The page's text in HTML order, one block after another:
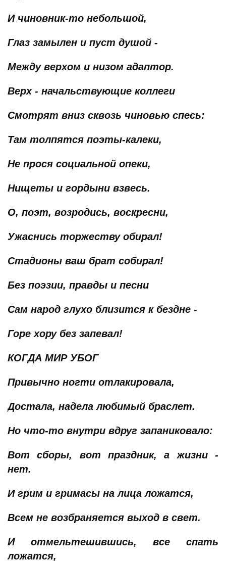
И чиновник-то небольшой,
Глаз замылен и пуст душой -
Между верхом и низом адаптор.
Верх - начальствующие коллеги
Смотрят вниз сквозь чиновью спесь:
Там толпятся поэты-калеки,
Не прося социальной опеки,
Нищеты и гордыни взвесь.
О, поэт, возродись, воскресни,
Ужаснись торжеству обирал!
Стадионы ваш брат собирал!
Без поэзии, правды и песни
Сам народ глухо близится к бездне -
Горе хору без запевал!
КОГДА МИР УБОГ
Привычно ногти отлакировала,
Достала, надела любимый браслет.
Но что-то внутри вдруг запаниковало:
Вот сборы, вот праздник, а жизни -
нет.
И грим и гримасы на лица ложатся,
Всем не возбраняется выход в свет.
И отмельтешившись, все спать
ложатся,